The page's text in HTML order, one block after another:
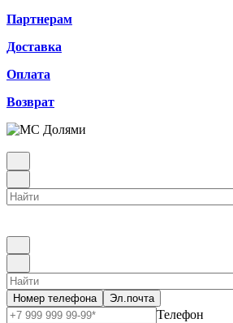
Партнерам
Доставка
Оплата
Возврат
Номер телефона Эл.почта
Телефон